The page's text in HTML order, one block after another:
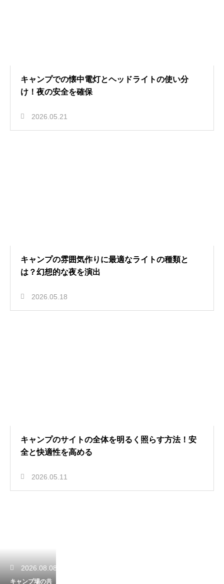
キャンプでの懐中電灯とヘッドライトの使い分
け！夜の安全を確保
2026.05.21
キャンプの雰囲気作りに最適なライトの種類と
は？幻想的な夜を演出
2026.05.18
キャンプのサイトの全体を明るく照らす方法！安
全と快適性を高める
2026.05.11
2026.08.08
キャンプ場の共